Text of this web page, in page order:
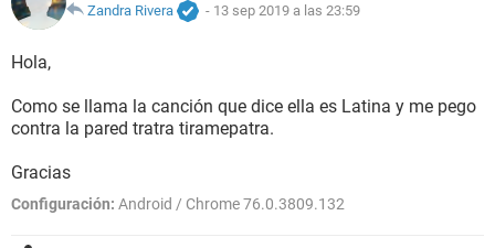
Zandra Rivera
- 13 sep 2019 a las 23:59
Hola,
Como se llama la canción que dice ella es Latina y me pego
contra la pared tratra tiramepatra.
Gracias
Configuración: Android / Chrome 76.0.3809.132